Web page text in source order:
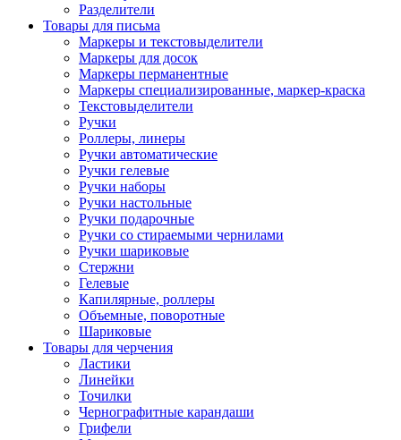
Разделители
Товары для письма
Маркеры и текстовыделители
Маркеры для досок
Маркеры перманентные
Маркеры специализированные, маркер-краска
Текстовыделители
Ручки
Роллеры, линеры
Ручки автоматические
Ручки гелевые
Ручки наборы
Ручки настольные
Ручки подарочные
Ручки со стираемыми чернилами
Ручки шариковые
Стержни
Гелевые
Капилярные, роллеры
Объемные, поворотные
Шариковые
Товары для черчения
Ластики
Линейки
Точилки
Чернографитные карандаши
Грифели